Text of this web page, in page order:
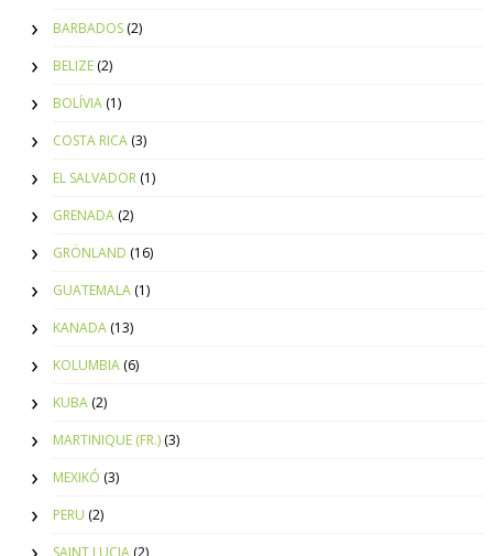
BARBADOS (2)
BELIZE (2)
BOLÍVIA (1)
COSTA RICA (3)
EL SALVADOR (1)
GRENADA (2)
GRÖNLAND (16)
GUATEMALA (1)
KANADA (13)
KOLUMBIA (6)
KUBA (2)
MARTINIQUE (FR.) (3)
MEXIKÓ (3)
PERU (2)
SAINT LUCIA (2)